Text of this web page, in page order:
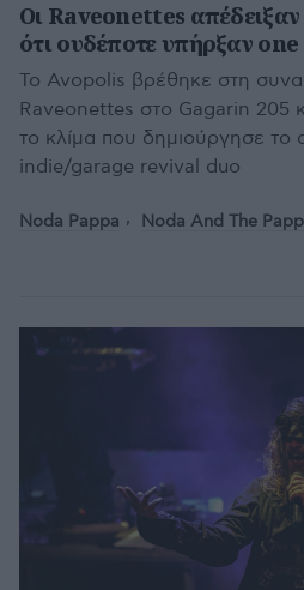
Oι Raveonettes
ότι ουδέποτε υπήρξαν
Το Avopolis βρέθηκε στη
Raveonettes στο Gagarin 205
το κλίμα που δημιούργησε το
indie/garage revival duo
Noda Pappa Noda And The